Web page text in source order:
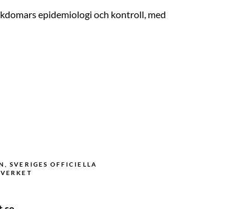
epidemiologi och kontroll, med
SVERIGES OFFICIELLA